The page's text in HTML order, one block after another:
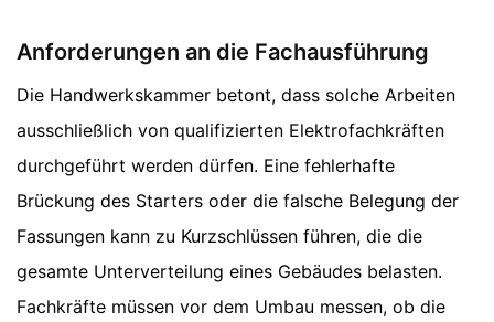
Anforderungen an die Fachausführung
Die Handwerkskammer betont, dass solche Arbeiten
ausschließlich von qualifizierten Elektrofachkräften
durchgeführt werden dürfen. Eine fehlerhafte
Brückung des Starters oder die falsche Belegung der
Fassungen kann zu Kurzschlüssen führen, die die
gesamte Unterverteilung eines Gebäudes belasten.
Fachkräfte müssen vor dem Umbau messen, ob die